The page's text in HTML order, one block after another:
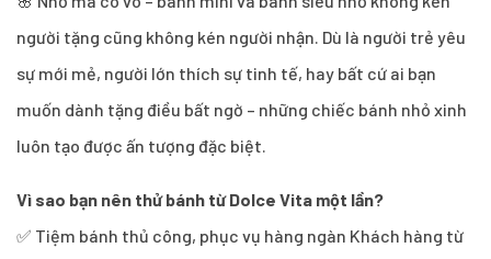
người tặng cũng không kén người nhận. Dù là người trẻ yêu
sự mới mẻ, người lớn thích sự tinh tế, hay bất cứ ai bạn
muốn dành tặng điều bất ngờ – những chiếc bánh nhỏ xinh
luôn tạo được ấn tượng đặc biệt.
Vì sao bạn nên thử bánh từ Dolce Vita một lần?
✅ Tiệm bánh thủ công, phục vụ hàng ngàn Khách hàng từ